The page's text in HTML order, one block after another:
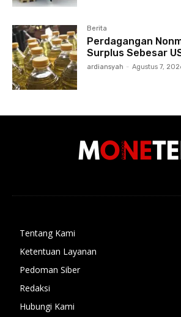
Berita
Perdagangan
Surplus Sebesar
ardiansyah - Agustus 7,
Tentang Kami
Ketentuan Layanan
Pedoman Siber
Redaksi
Hubungi Kami